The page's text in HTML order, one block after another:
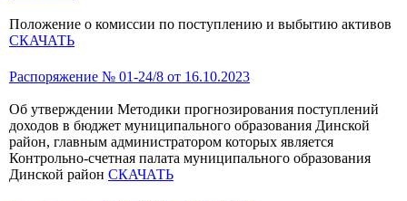
Положение о комиссии по поступлению и выбытию активов
СКАЧАТЬ
Распоряжение № 01-24/8 от 16.10.2023
Об утверждении Методики прогнозирования поступлений
доходов в бюджет муниципального образования Динской
район, главным администратором которых является
Контрольно-счетная палата муниципального образования
Динской район СКАЧАТЬ